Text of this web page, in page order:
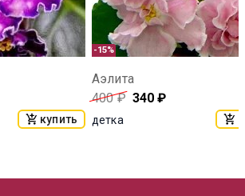
купить
-15%
Аэлита
400₽ 340 ₽
детка